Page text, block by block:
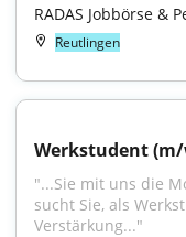
RADAS Jobbörse &
Reutlingen
Werkstudent
"...Sie mit uns die
sucht Sie, als
Verstärkung..."